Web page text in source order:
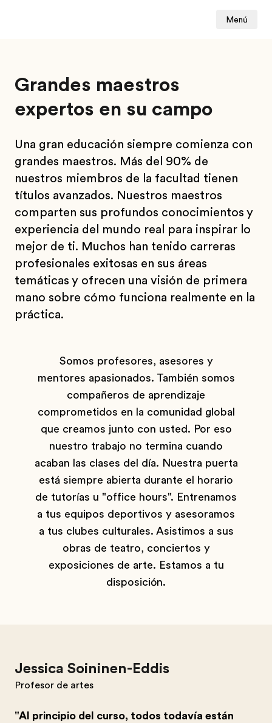
Menú
Grandes maestros
expertos en su campo
Una gran educación siempre comienza con
grandes maestros. Más del 90% de
nuestros miembros de la facultad tienen
títulos avanzados. Nuestros maestros
comparten sus profundos conocimientos y
experiencia del mundo real para inspirar lo
mejor de ti. Muchos han tenido carreras
profesionales exitosas en sus áreas
temáticas y ofrecen una visión de primera
mano sobre cómo funciona realmente en la
práctica.
Somos profesores, asesores y
mentores apasionados. También somos
compañeros de aprendizaje
comprometidos en la comunidad global
que creamos junto con usted. Por eso
nuestro trabajo no termina cuando
acaban las clases del día. Nuestra puerta
está siempre abierta durante el horario
de tutorías u "office hours". Entrenamos
a tus equipos deportivos y asesoramos
a tus clubes culturales. Asistimos a sus
obras de teatro, conciertos y
exposiciones de arte. Estamos a tu
disposición.
Jessica Soininen-Eddis
Profesor de artes
"Al principio del curso, todos todavía están